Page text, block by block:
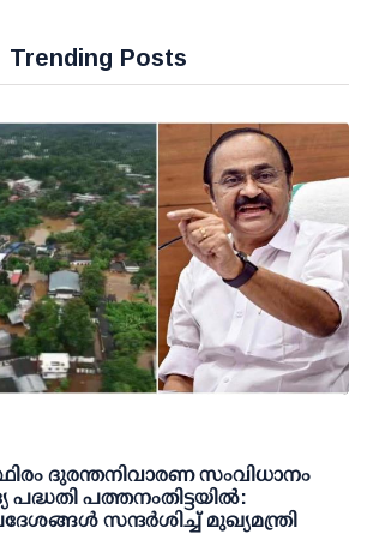
Trending Posts
ദുരന്തനിവാരണ സംവിധാനം
പദ്ധതി പത്തനംതിട്ടയില്‍:
സന്ദര്‍ശിച്ച് മുഖ്യമന്ത്രി